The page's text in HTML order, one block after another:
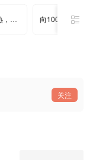
”
便宜的养心药️
又湿又热，Feat.思文败类的消暑指南 向100位医生请教｜问过中兽医才知道，毛孩子不仅能扎针灸，也
关注